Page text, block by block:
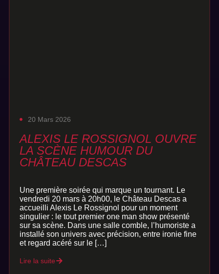
20 Mars 2026
ALEXIS LE ROSSIGNOL OUVRE
LA SCÈNE HUMOUR DU
CHÂTEAU DESCAS
Une première soirée qui marque un tournant. Le
vendredi 20 mars à 20h00, le Château Descas a
accueilli Alexis Le Rossignol pour un moment
singulier : le tout premier one man show présenté
sur sa scène. Dans une salle comble, l’humoriste a
installé son univers avec précision, entre ironie fine
et regard acéré sur le […]
Lire la suite